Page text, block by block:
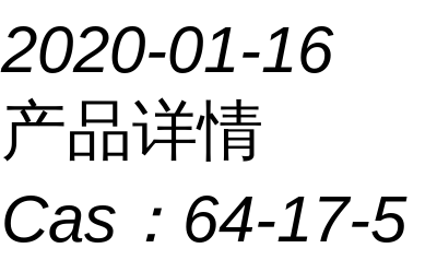
2020-01-16
产品详情
Cas： 64-17-5